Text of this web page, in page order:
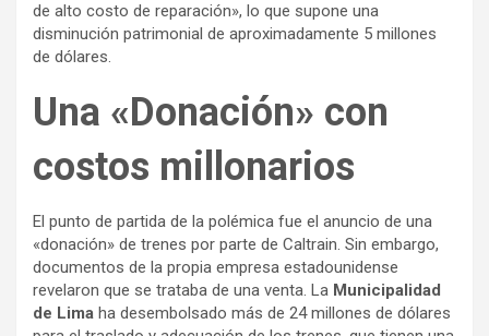
de alto costo de reparación», lo que supone una
disminución patrimonial de aproximadamente 5 millones
de dólares.
Una «Donación» con
costos millonarios
El punto de partida de la polémica fue el anuncio de una
«donación» de trenes por parte de Caltrain. Sin embargo,
documentos de la propia empresa estadounidense
revelaron que se trataba de una venta. La Municipalidad
de Lima ha desembolsado más de 24 millones de dólares